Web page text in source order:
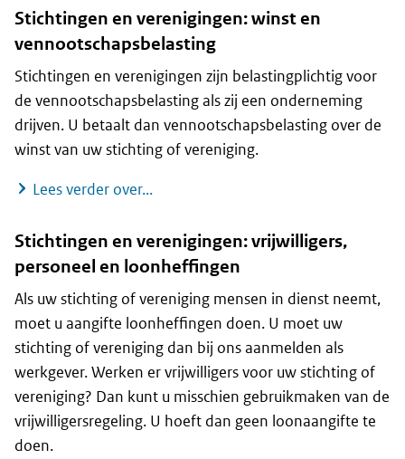
Stichtingen en verenigingen: winst en
vennootschapsbelasting
Stichtingen en verenigingen zijn belastingplichtig voor
de vennootschapsbelasting als zij een onderneming
drijven. U betaalt dan vennootschapsbelasting over de
winst van uw stichting of vereniging.
Lees verder over...Stichtingen en verenigingen: winst
Stichtingen en verenigingen: vrijwilligers,
personeel en loonheffingen
Als uw stichting of vereniging mensen in dienst neemt,
moet u aangifte loonheffingen doen. U moet uw
stichting of vereniging dan bij ons aanmelden als
werkgever. Werken er vrijwilligers voor uw stichting of
vereniging? Dan kunt u misschien gebruikmaken van de
vrijwilligersregeling. U hoeft dan geen loonaangifte te
doen.